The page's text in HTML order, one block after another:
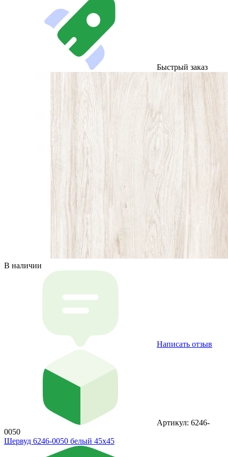
Быстрый заказ
В наличии
Написать отзыв
Артикул: 6246-
0050
Шервуд 6246-0050 белый 45x45